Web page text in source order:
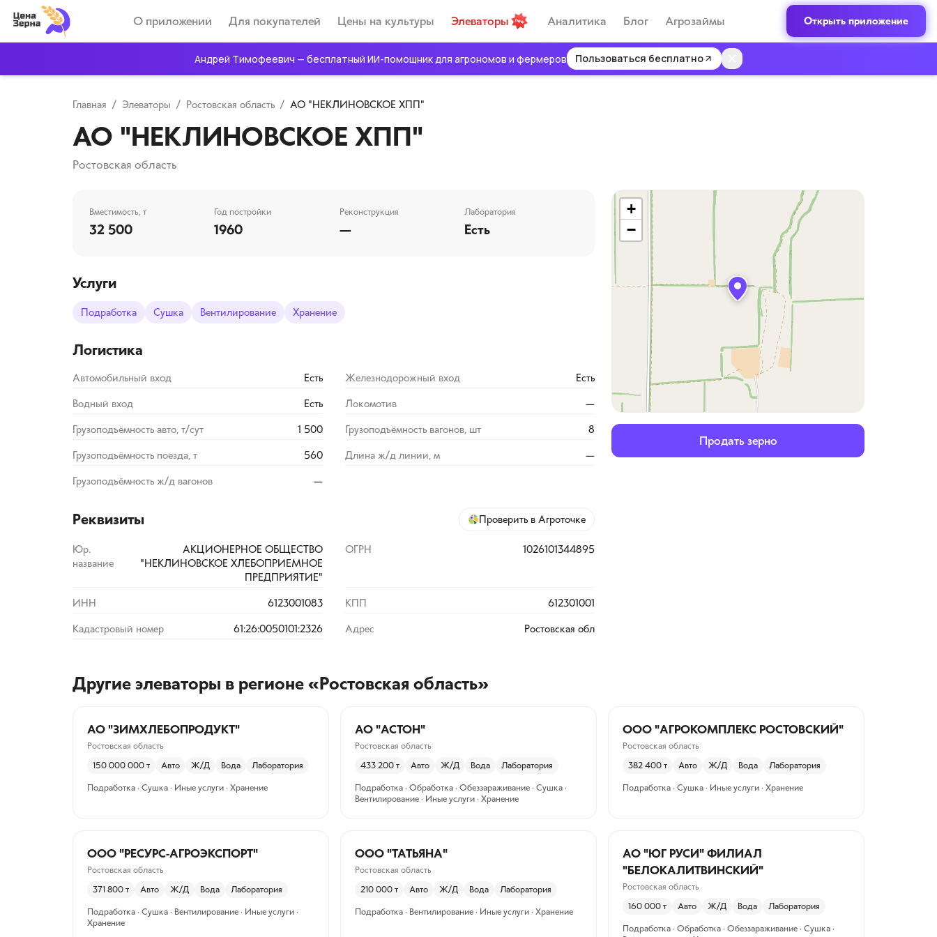
Андрей Тимофеевич — бесплатный ИИ-помощник для агрономов и фермеров Пользоваться бесплатно
О приложении Для покупателей Цены на культуры Элеваторы Аналитика Блог Агрозаймы Открыть приложение
Главная / Элеваторы / Ростовская область / АО "НЕКЛИНОВСКОЕ ХПП"
АО "НЕКЛИНОВСКОЕ ХПП"
Ростовская область
Вместимость, т
32 500
Год постройки
1960
Реконструкция
—
Лаборатория
Есть
Услуги
Подработка Сушка Вентилирование Хранение
Логистика
Автомобильный вход Есть Железнодорожный вход Есть
Водный вход Есть Локомотив —
Грузоподъёмность авто, т/сут 1 500 Грузоподъёмность вагонов, шт 8
Грузоподъёмность поезда, т 560 Длина ж/д линии, м —
Грузоподъёмность ж/д вагонов —
Реквизиты Проверить в Агроточке
Юр.
название
АКЦИОНЕРНОЕ ОБЩЕСТВО
"НЕКЛИНОВСКОЕ ХЛЕБОПРИЕМНОЕ
ПРЕДПРИЯТИЕ"
ОГРН 1026101344895
ИНН 6123001083 КПП 612301001
Кадастровый номер 61:26:0050101:2326 Адрес Ростовская обл
+
−
Продать зерно
Другие элеваторы в регионе «Ростовская область»
АО "ЗИМХЛЕБОПРОДУКТ"
Ростовская область
150 000 000 т Авто Ж/Д Вода Лаборатория
Подработка · Сушка · Иные услуги · Хранение
АО "АСТОН"
Ростовская область
433 200 т Авто Ж/Д Вода Лаборатория
Подработка · Обработка · Обеззараживание · Сушка ·
Вентилирование · Иные услуги · Хранение
ООО "АГРОКОМПЛЕКС РОСТОВСКИЙ"
Ростовская область
382 400 т Авто Ж/Д Вода Лаборатория
Подработка · Сушка · Иные услуги · Хранение
ООО "РЕСУРС-АГРОЭКСПОРТ"
Ростовская область
371 800 т Авто Ж/Д Вода Лаборатория
Подработка · Сушка · Вентилирование · Иные услуги ·
Хранение
ООО "ТАТЬЯНА"
Ростовская область
210 000 т Авто Ж/Д Вода Лаборатория
Подработка · Вентилирование · Иные услуги · Хранение
АО "ЮГ РУСИ" ФИЛИАЛ
"БЕЛОКАЛИТВИНСКИЙ"
Ростовская область
160 000 т Авто Ж/Д Вода Лаборатория
Подработка · Обработка · Обеззараживание · Сушка ·